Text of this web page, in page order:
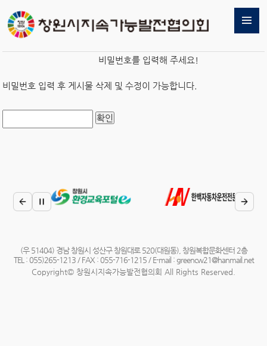
비밀번호를 입력해 주세요!
비밀번호 입력 후 게시물 삭제 및 수정이 가능합니다.
(우 51404) 경남 창원시 성산구 창원대로 520(대원동), 창원복합문화센터 2층
TEL : 055)265-1213 / FAX : 055-716-1215 / E-mail : greencw21@hanmail.net
Copyright© 창원시지속가능발전협의회 All Rights Reserved.